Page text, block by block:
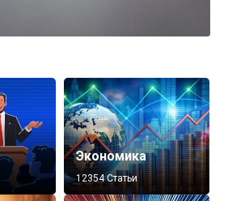
Экономика
12354 Статьи